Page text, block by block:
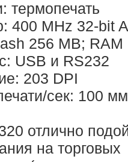
термопечать
400 MHz 32-bit
256 MB; RAM
USB и RS232
203 DPI
сек: 100 мм
отлично
на торговых